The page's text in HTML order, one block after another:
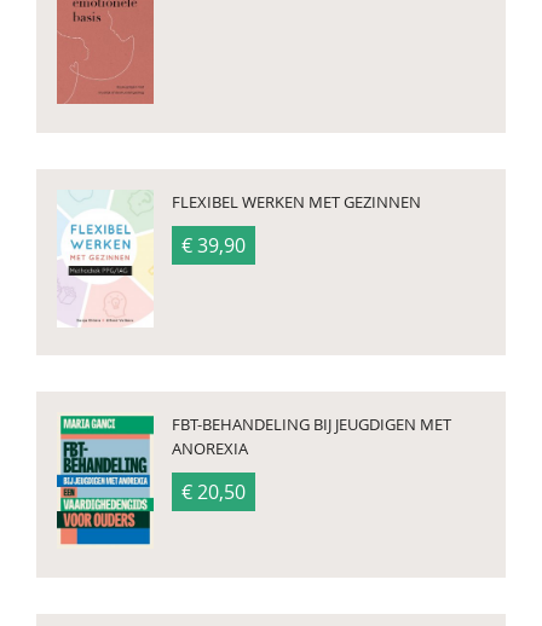
FLEXIBEL WERKEN MET GEZINNEN
€ 39,90
FBT-BEHANDELING BIJ JEUGDIGEN MET
ANOREXIA
€ 20,50